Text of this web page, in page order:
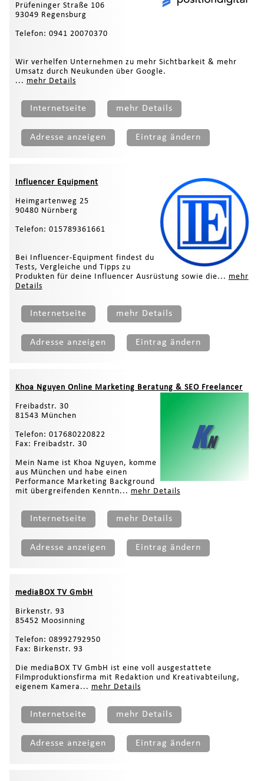
Prüfeninger Straße 106
93049 Regensburg
Telefon: 0941 20070370
Wir verhelfen Unternehmen zu mehr Sichtbarkeit & mehr
Umsatz durch Neukunden über Google.
... mehr Details
Internetseite mehr Details
Adresse anzeigen Eintrag ändern
Influencer Equipment
Heimgartenweg 25
90480 Nürnberg
Telefon: 015789361661
Bei Influencer-Equipment findest du
Tests, Vergleiche und Tipps zu
Produkten für deine Influencer Ausrüstung sowie die... mehr
Details
Internetseite mehr Details
Adresse anzeigen Eintrag ändern
Khoa Nguyen Online Marketing Beratung & SEO Freelancer
Freibadstr. 30
81543 München
Telefon: 017680220822
Fax: Freibadstr. 30
Mein Name ist Khoa Nguyen, komme
aus München und habe einen
Performance Marketing Background
mit übergreifenden Kenntn... mehr Details
Internetseite mehr Details
Adresse anzeigen Eintrag ändern
mediaBOX TV GmbH
Birkenstr. 93
85452 Moosinning
Telefon: 08992792950
Fax: Birkenstr. 93
Die mediaBOX TV GmbH ist eine voll ausgestattete
Filmproduktionsfirma mit Redaktion und Kreativabteilung,
eigenem Kamera... mehr Details
Internetseite mehr Details
Adresse anzeigen Eintrag ändern